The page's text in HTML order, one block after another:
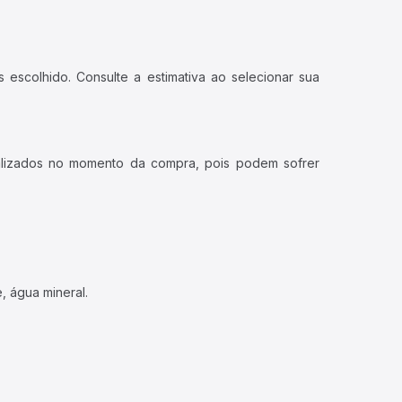
Consulte a estimativa ao selecionar sua
no momento da compra, pois podem sofrer
água mineral.